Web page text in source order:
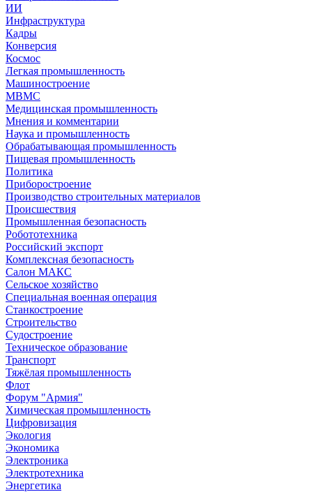
ИИ
Инфраструктура
Кадры
Конверсия
Космос
Легкая промышленность
Машиностроение
МВМС
Медицинская промышленность
Мнения и комментарии
Наука и промышленность
Обрабатывающая промышленность
Пищевая промышленность
Политика
Приборостроение
Производство строительных материалов
Происшествия
Промышленная безопасность
Робототехника
Российский экспорт
Комплексная безопасность
Салон МАКС
Сельское хозяйство
Специальная военная операция
Станкостроение
Строительство
Судостроение
Техническое образование
Транспорт
Тяжёлая промышленность
Флот
Форум "Армия"
Химическая промышленность
Цифровизация
Экология
Экономика
Электроника
Электротехника
Энергетика